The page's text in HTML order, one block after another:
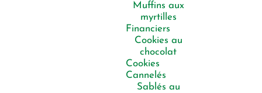
Muffins aux
myrtilles
Financiers
Cookies au
chocolat
Cookies
Cannelés
Sablés au